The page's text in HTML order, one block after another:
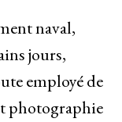
naval,
jours,
employé de
photographie